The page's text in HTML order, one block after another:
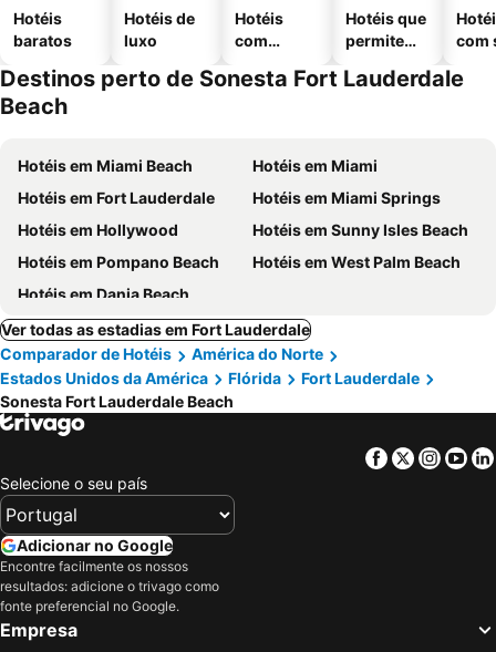
Hotéis
baratos
Hotéis de
luxo
Hotéis
com
Hotéis que
permitem
com
Destinos perto de Sonesta Fort Lauderdale
Beach
Hotéis em Miami Beach
Hotéis em Miami
Hotéis em Fort Lauderdale
Hotéis em Miami Springs
Hotéis em Hollywood
Hotéis em Sunny Isles Beach
Hotéis em Pompano Beach
Hotéis em West Palm Beach
Hotéis em Dania Beach
Ver todas as estadias em Fort Lauderdale
Comparador de Hotéis
América do Norte
Estados Unidos da América
Flórida
Fort Lauderdale
Sonesta Fort Lauderdale Beach
Facebook
Twitter
Selecione o seu país
Adicionar no Google
Encontre facilmente os nossos
resultados: adicione o trivago como
fonte preferencial no Google.
Empresa